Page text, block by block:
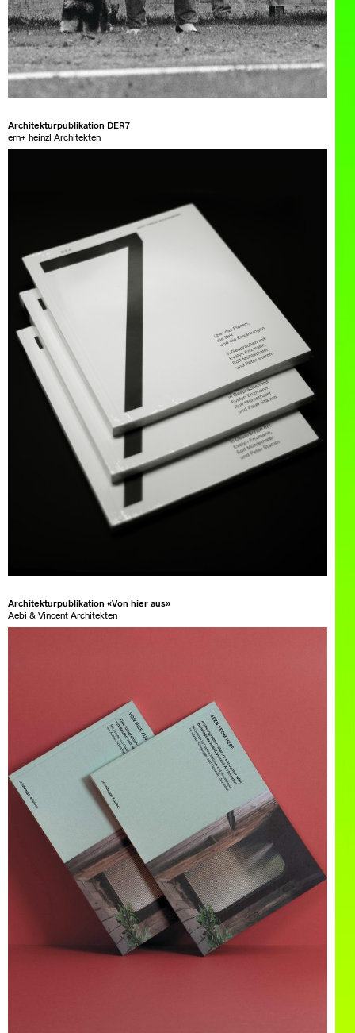
Architekturpublikation DER7
ern+ heinzl Architekten
Architekturpublikation «Von hier aus»
Aebi & Vincent Architekten